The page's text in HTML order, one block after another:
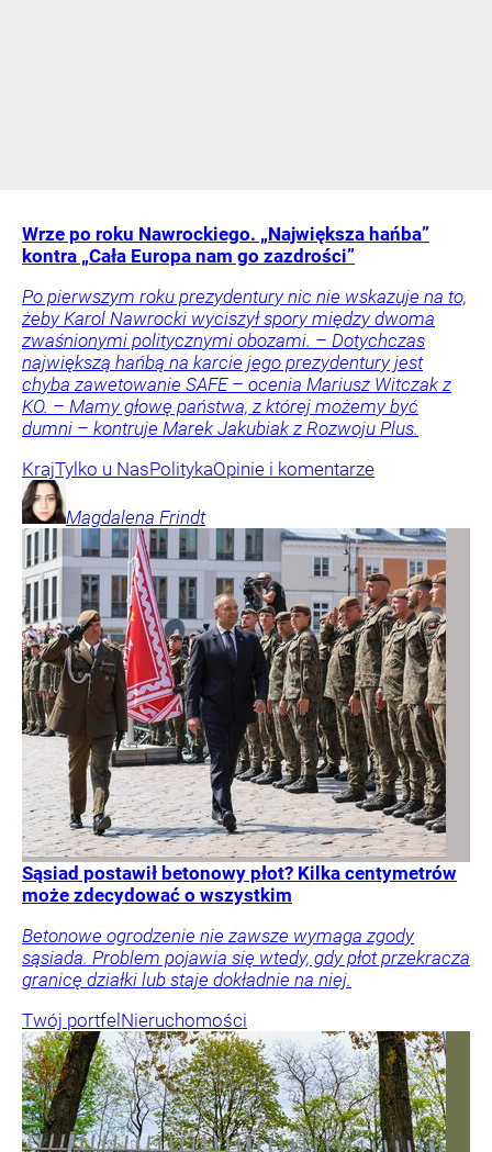
Wrze po roku Nawrockiego. „Największa hańba”
kontra „Cała Europa nam go zazdrości”
Po pierwszym roku prezydentury nic nie wskazuje na to,
żeby Karol Nawrocki wyciszył spory między dwoma
zwaśnionymi politycznymi obozami. – Dotychczas
największą hańbą na karcie jego prezydentury jest
chyba zawetowanie SAFE – ocenia Mariusz Witczak z
KO. – Mamy głowę państwa, z której możemy być
dumni – kontruje Marek Jakubiak z Rozwoju Plus.
KrajTylko u NasPolitykaOpinie i komentarze
Magdalena Frindt
Sąsiad postawił betonowy płot? Kilka centymetrów
może zdecydować o wszystkim
Betonowe ogrodzenie nie zawsze wymaga zgody
sąsiada. Problem pojawia się wtedy, gdy płot przekracza
granicę działki lub staje dokładnie na niej.
Twój portfel Nieruchomości